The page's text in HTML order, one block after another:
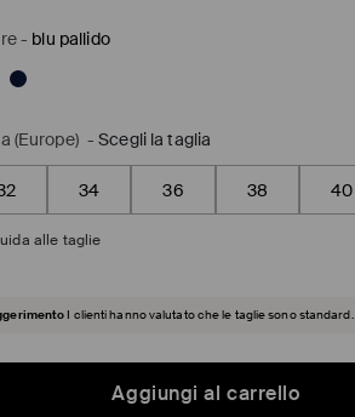
- blu pallido
(Europe) -Scegli la taglia
34 36 38 40
alle taglie
I clienti hanno valutato che le taglie sono standard.
Aggiungi al carrello